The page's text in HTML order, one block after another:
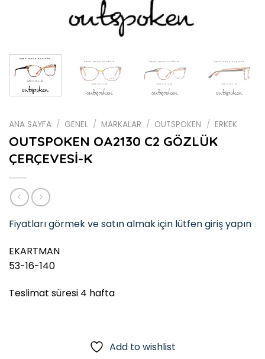
ANA SAYFA / GENEL / MARKALAR / OUTSPOKEN / ERKEK
OUTSPOKEN OA2130 C2 GÖZLÜK
ÇERÇEVESİ-K
Fiyatları görmek ve satın almak için lütfen giriş yapın
EKARTMAN
53-16-140
Teslimat süresi 4 hafta
Add to wishlist